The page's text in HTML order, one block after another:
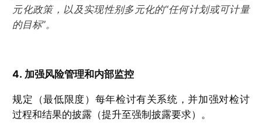
元化政策，以及实现性别多元化的“任何计划或可计量
的目标”。
4. 加强风险管理和内部监控
规定（最低限度）每年检讨有关系统，并加强对检讨
过程和结果的披露（提升至强制披露要求）。